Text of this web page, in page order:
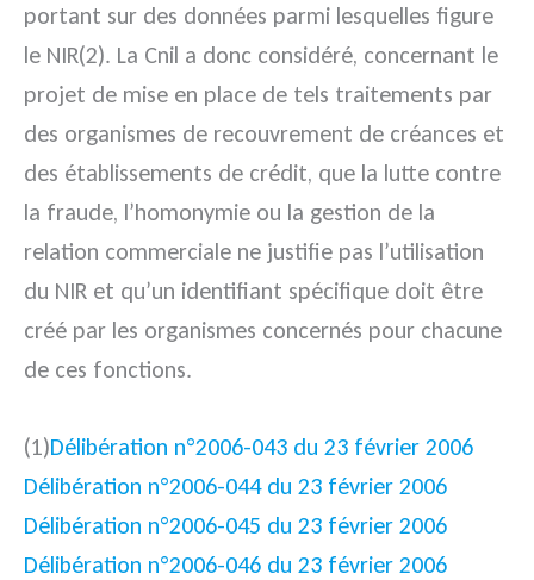
portant sur des données parmi lesquelles figure
le NIR(2). La Cnil a donc considéré, concernant le
projet de mise en place de tels traitements par
des organismes de recouvrement de créances et
des établissements de crédit, que la lutte contre
la fraude, l’homonymie ou la gestion de la
relation commerciale ne justifie pas l’utilisation
du NIR et qu’un identifiant spécifique doit être
créé par les organismes concernés pour chacune
de ces fonctions.
(1)Délibération n°2006-043 du 23 février 2006
Délibération n°2006-044 du 23 février 2006
Délibération n°2006-045 du 23 février 2006
Délibération n°2006-046 du 23 février 2006